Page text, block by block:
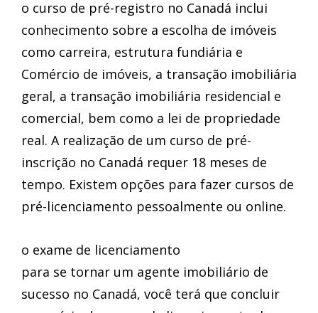
o curso de pré-registro no Canadá inclui
conhecimento sobre a escolha de imóveis
como carreira, estrutura fundiária e
Comércio de imóveis, a transação imobiliária
geral, a transação imobiliária residencial e
comercial, bem como a lei de propriedade
real. A realização de um curso de pré-
inscrição no Canadá requer 18 meses de
tempo. Existem opções para fazer cursos de
pré-licenciamento pessoalmente ou online.
o exame de licenciamento
para se tornar um agente imobiliário de
sucesso no Canadá, você terá que concluir